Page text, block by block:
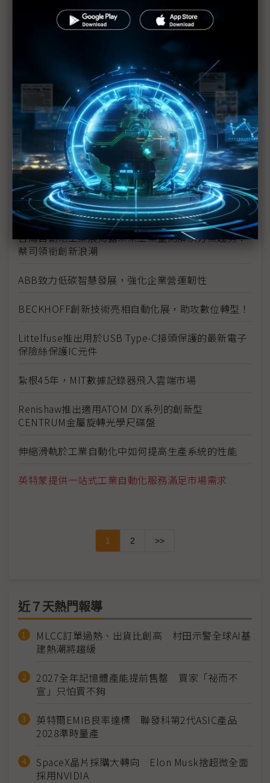
凌華以邊緣運算創新啟動數位賦能 與夥伴共創工廠智
泓格科技引領智能能源管理，助力企業實現永續發展
目標
台北自動化展亮相 所羅門推世界首款「即學、即會、
即用」AI視覺技術
雄克智慧電動車方案「面面俱到」 快速轉型襄助一臂
之力
松下產業科技六度參加國際自動化大展 協助傳統業者
加速數位轉型
台灣自動化工業展揭露未來工業量測解決方案趨勢：
蔡司領銜創新浪潮
ABB致力低碳智慧發展，強化企業營運韌性
BECKHOFF創新技術亮相自動化展，助攻數位轉型！
Littelfuse推出用於USB Type-C接頭保護的最新電子
保險絲保護IC元件
紮根45年，MIT數據記錄器飛入雲端市場
Renishaw推出適用ATOM DX系列的創新型
CENTRUM金屬旋轉光學尺碟盤
伸縮滑軌於工業自動化中如何提高生產系統的性能
英特蒙提供一站式工業自動化服務滿足市場需求
1 2 >>
近７天熱門報導
MLCC訂單過熱、出貨比創高 村田示警全球AI基
建熱潮將趨緩
2027全年記憶體產能提前售罄 買家「祕而不
宣」只怕買不夠
英特爾EMIB良率達標 聯發科第2代ASIC產品
2028準時量產
SpaceX晶片採購大轉向 Elon Musk捨超微全面
採用NVIDIA